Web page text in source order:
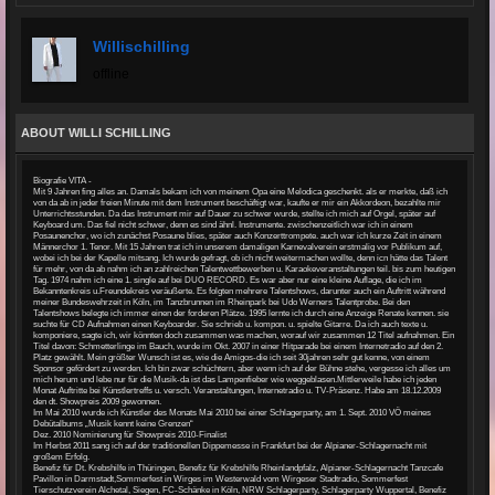
Willischilling
ABOUT WILLI SCHILLING
Biografie VITA -
Mit 9 Jahren fing alles an. Damals bekam ich von meinem Opa eine Melodica geschenkt. als er merkte, daß ich
von da ab in jeder freien Minute mit dem Instrument beschäftigt war, kaufte er mir ein Akkordeon, bezahlte mir
Unterrichtsstunden. Da das Instrument mir auf Dauer zu schwer wurde, stellte ich mich auf Orgel, später auf
Keyboard um. Das fiel nicht schwer, denn es sind ähnl. Instrumente. zwischenzeitlich war ich in einem
Posaunenchor, wo ich zunächst Posaune blies, später auch Konzerttrompete. auch war ich kurze Zeit in einem
Männerchor 1. Tenor. Mit 15 Jahren trat ich in unserem damaligen Karnevalverein erstmalig vor Publikum auf,
wobei ich bei der Kapelle mitsang. Ich wurde gefragt, ob ich nicht weitermachen wollte, denn icn hätte das Talent
für mehr, von da ab nahm ich an zahlreichen Talentwettbewerben u. Karaokeveranstaltungen teil. bis zum heutigen
Tag. 1974 nahm ich eine 1. single auf bei DUO RECORD. Es war aber nur eine kleine Auflage, die ich im
Bekanntenkreis u.Freundekreis veräußerte. Es folgten mehrere Talentshows, darunter auch ein Auftritt während
meiner Bundeswehrzeit in Köln, im Tanzbrunnen im Rheinpark bei Udo Werners Talentprobe. Bei den
Talentshows belegte ich immer einen der forderen Plätze. 1995 lernte ich durch eine Anzeige Renate kennen. sie
suchte für CD Aufnahmen einen Keyboarder. Sie schrieb u. kompon. u. spielte Gitarre. Da ich auch texte u.
komponiere, sagte ich, wir könnten doch zusammen was machen, worauf wir zusammen 12 Titel aufnahmen. Ein
Titel davon: Schmetterlinge im Bauch, wurde im Okt. 2007 in einer Hitparade bei einem Internetradio auf den 2.
Platz gewählt. Mein größter Wunsch ist es, wie die Amigos-die ich seit 30jahren sehr gut kenne, von einem
Sponsor gefördert zu werden. Ich bin zwar schüchtern, aber wenn ich auf der Bühne stehe, vergesse ich alles um
mich herum und lebe nur für die Musik-da ist das Lampenfieber wie weggeblasen.Mittlerweile habe ich jeden
Monat Auftritte bei Künstlertreffs u. versch. Veranstaltungen, Internetradio u. TV-Präsenz. Habe am 18.12.2009
den dt. Showpreis 2009 gewonnen.
Im Mai 2010 wurde ich Künstler des Monats Mai 2010 bei einer Schlagerparty, am 1. Sept. 2010 VÖ meines
Debütalbums „Musik kennt keine Grenzen“
Dez. 2010 Nominierung für Showpreis 2010-Finalist
Im Herbst 2011 sang ich auf der traditionellen Dippemesse in Frankfurt bei der Alpianer-Schlagernacht mit
großem Erfolg.
Benefiz für Dt. Krebshilfe in Thüringen, Benefiz für Krebshilfe Rheinlandpfalz, Alpianer-Schlagernacht Tanzcafe
Pavillon in Darmstadt,Sommerfest in Wirges im Westerwald vom Wirgeser Stadtradio, Sommerfest
Tierschutzverein Alchetal, Siegen, FC-Schänke in Köln, NRW Schlagerparty, Schlagerparty Wuppertal, Benefiz